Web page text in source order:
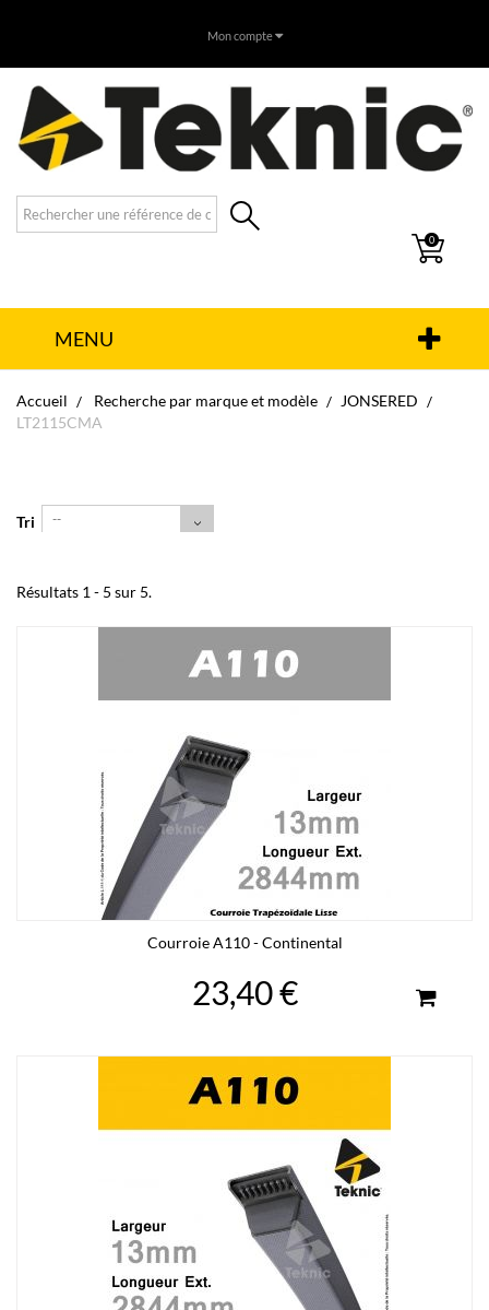
Mon compte
0
MENU
Accueil Recherche par marque et modèle
JONSERED
LT2115CMA
Tri --
Résultats 1 - 5 sur 5.
Courroie A110 - Continental
23,40 €